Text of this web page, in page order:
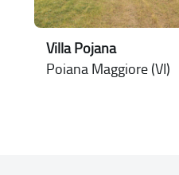
Villa Pojana
Poiana Maggiore (VI)